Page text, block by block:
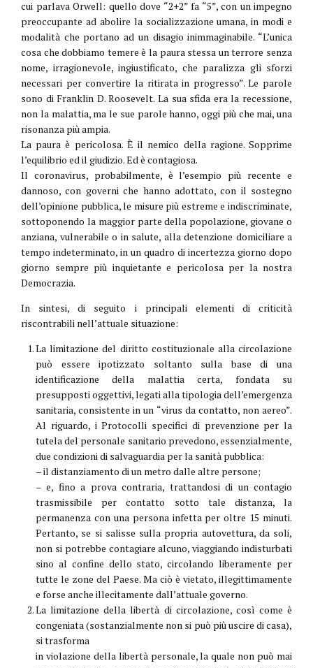
cui parlava Orwell: quello dove “2+2” fa “5”, con un impegno
preoccupante ad abolire la socializzazione umana, in modi e
modalità che portano ad un disagio inimmaginabile. “L’unica
cosa che dobbiamo temere è la paura stessa un terrore senza
nome, irragionevole, ingiustificato, che paralizza gli sforzi
necessari per convertire la ritirata in progresso”. Le parole
sono di Franklin D. Roosevelt. La sua sfida era la recessione,
non la malattia, ma le sue parole hanno, oggi più che mai, una
risonanza più ampia.
La paura è pericolosa. È il nemico della ragione. Sopprime
l’equilibrio ed il giudizio. Ed è contagiosa.
Il coronavirus, probabilmente, è l’esempio più recente e
dannoso, con governi che hanno adottato, con il sostegno
dell’opinione pubblica, le misure più estreme e indiscriminate,
sottoponendo la maggior parte della popolazione, giovane o
anziana, vulnerabile o in salute, alla detenzione domiciliare a
tempo indeterminato, in un quadro di incertezza giorno dopo
giorno sempre più inquietante e pericolosa per la nostra
Democrazia.
In sintesi, di seguito i principali elementi di criticità
riscontrabili nell’attuale situazione:
La limitazione del diritto costituzionale alla circolazione
può essere ipotizzato soltanto sulla base di una
identificazione della malattia certa, fondata su
presupposti oggettivi, legati alla tipologia dell’emergenza
sanitaria, consistente in un “virus da contatto, non aereo”.
Al riguardo, i Protocolli specifici di prevenzione per la
tutela del personale sanitario prevedono, essenzialmente,
due condizioni di salvaguardia per la sanità pubblica:
– il distanziamento di un metro dalle altre persone;
– e, fino a prova contraria, trattandosi di un contagio
trasmissibile per contatto sotto tale distanza, la
permanenza con una persona infetta per oltre 15 minuti.
Pertanto, se si salisse sulla propria autovettura, da soli,
non si potrebbe contagiare alcuno, viaggiando indisturbati
sino al confine dello stato, circolando liberamente per
tutte le zone del Paese. Ma ciò è vietato, illegittimamente
e forse anche illecitamente dall’attuale governo.
La limitazione della libertà di circolazione, così come è
congeniata (sostanzialmente non si può più uscire di casa),
si trasforma
in violazione della libertà personale, la quale non può mai